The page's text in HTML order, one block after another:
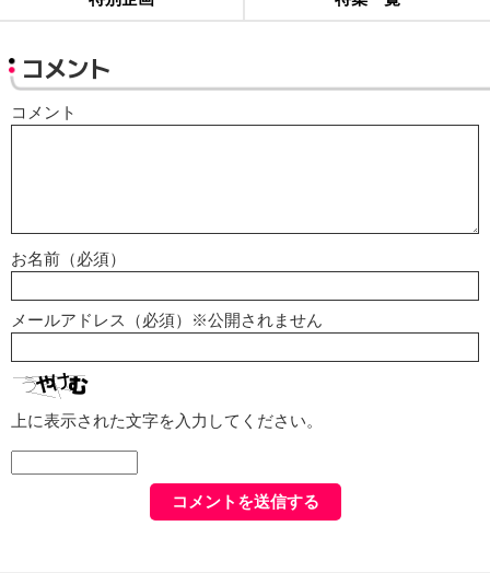
コメント
コメント
お名前（必須）
メールアドレス（必須）※公開されません
上に表示された文字を入力してください。